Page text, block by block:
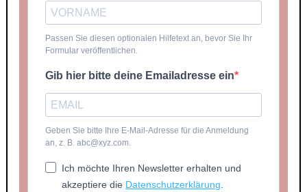
Passen Sie diesen optionalen Hilfetext an, bevor Sie Ihr
Formular veröffentlichen.
Gib hier bitte deine Emailadresse ein
Geben Sie bitte Ihre E-Mail-Adresse für die Anmeldung
an, z. B. abc@xyz.com.
Ich möchte Ihren Newsletter erhalten und
akzeptiere die Datenschutzerklärung